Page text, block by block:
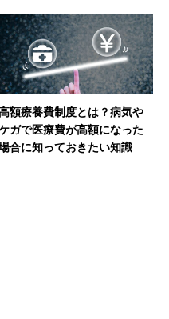
額療養費制度とは？病気や
ガで医療費が高額になった
合に知っておきたい知識